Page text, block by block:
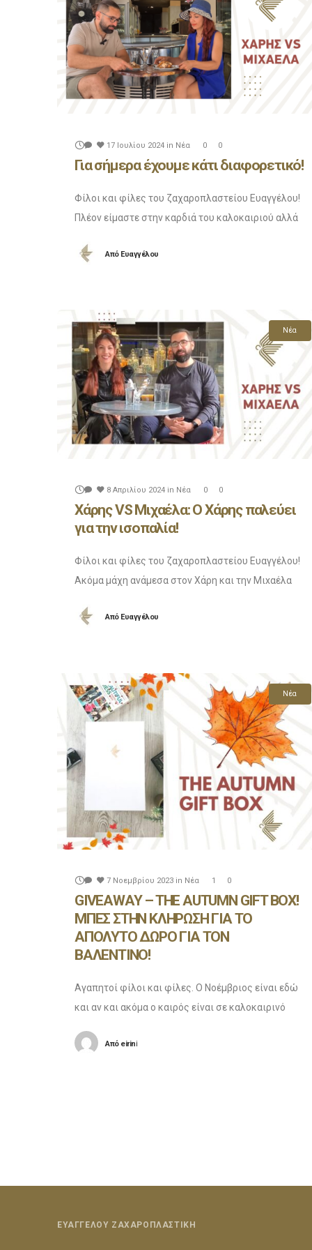
17 Ιουλίου 2024 in Νέα 0 0
Για σήμερα έχουμε κάτι διαφορετικό!
Φίλοι και φίλες του ζαχαροπλαστείου Ευαγγέλου!
Πλέον είμαστε στην καρδιά του καλοκαιριού αλλά
δείτε μόνο τον Χάρη και τη Μιxαέλα να συνεχίζουν
ΑπόΕυαγγέλου
Νέα
8 Απριλίου 2024 in Νέα 0 0
Χάρης VS Μιχαέλα: Ο Χάρης παλεύει
για την ισοπαλία!
Φίλοι και φίλες του ζαχαροπλαστείου Ευαγγέλου!
Ακόμα μάχη ανάμεσα στον Χάρη και την Μιxαέλα
και ξεκινάει δυναμικά το βίντεο. Θα τα καταφέρει;
ΑπόΕυαγγέλου
Νέα
7 Νοεμβρίου 2023 in Νέα 1 0
GIVEAWAY – THE AUTUMN GIFT BOX!
ΜΠΕΣ ΣΤΗΝ ΚΛΗΡΩΣΗ ΓΙΑ ΤΟ
ΑΠΟΛΥΤΟ ΔΩΡΟ ΓΙΑ ΤΟΝ
ΒΑΛΕΝΤΙΝΟ!
Αγαπητοί φίλοι και φίλες. Ο Νοέμβριος είναι εδώ
και αν και ακόμα ο καιρός είναι σε καλοκαιρινό
Ζαχαροπλαστείο Ευαγγέλου έχουμε κάτι
Απόeirini
ΕΥΑΓΓΕΛΟΥ ΖΑΧΑΡΟΠΛΑΣΤΙΚΗ